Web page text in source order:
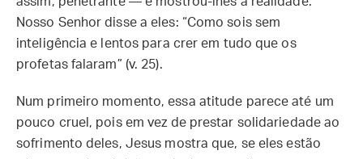
Nosso Senhor disse a eles: “Como sois sem
inteligência e lentos para crer em tudo que os
profetas falaram” (v. 25).
Num primeiro momento, essa atitude parece até um
pouco cruel, pois em vez de prestar solidariedade ao
sofrimento deles, Jesus mostra que, se eles estão